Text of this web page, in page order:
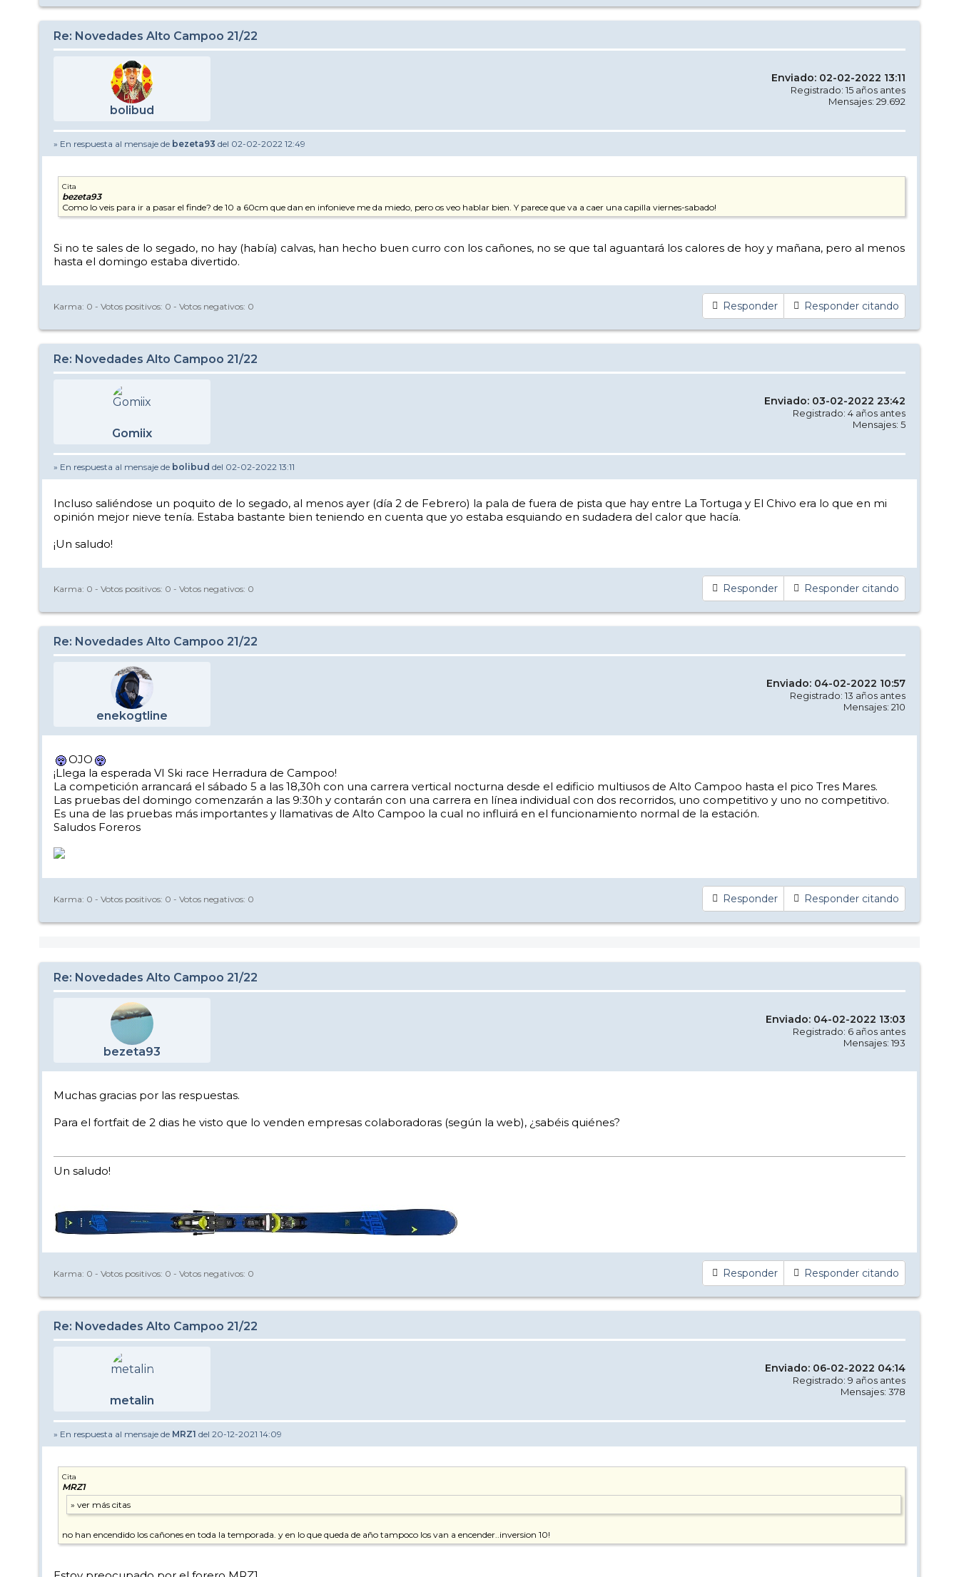
Re: Novedades Alto Campoo 21/22
bolibud
Enviado: 02-02-2022 13:11
Registrado: 15 años antes
Mensajes: 29.692
» En respuesta al mensaje de bezeta93 del 02-02-2022 12:49
Cita
bezeta93
Como lo veis para ir a pasar el finde? de 10 a 60cm que dan en infonieve me da miedo, pero os veo hablar bien. Y parece que va a caer una capilla viernes-sabado!
Si no te sales de lo segado, no hay (había) calvas, han hecho buen curro con los cañones, no se que tal aguantará los calores de hoy y mañana, pero al menos
hasta el domingo estaba divertido.
Responder Responder citando
Karma: 0 - Votos positivos: 0 - Votos negativos: 0
Re: Novedades Alto Campoo 21/22
Gomiix
Enviado: 03-02-2022 23:42
Registrado: 4 años antes
Mensajes: 5
» En respuesta al mensaje de bolibud del 02-02-2022 13:11
Incluso saliéndose un poquito de lo segado, al menos ayer (día 2 de Febrero) la pala de fuera de pista que hay entre La Tortuga y El Chivo era lo que en mi
opinión mejor nieve tenía. Estaba bastante bien teniendo en cuenta que yo estaba esquiando en sudadera del calor que hacía.
¡Un saludo!
Responder Responder citando
Karma: 0 - Votos positivos: 0 - Votos negativos: 0
Re: Novedades Alto Campoo 21/22
enekogtline
Enviado: 04-02-2022 10:57
Registrado: 13 años antes
Mensajes: 210
OJO
¡Llega la esperada VI Ski race Herradura de Campoo!
La competición arrancará el sábado 5 a las 18,30h con una carrera vertical nocturna desde el edificio multiusos de Alto Campoo hasta el pico Tres Mares.
Las pruebas del domingo comenzarán a las 9:30h y contarán con una carrera en línea individual con dos recorridos, uno competitivo y uno no competitivo.
Es una de las pruebas más importantes y llamativas de Alto Campoo la cual no influirá en el funcionamiento normal de la estación.
Saludos Foreros
Responder Responder citando
Karma: 0 - Votos positivos: 0 - Votos negativos: 0
Re: Novedades Alto Campoo 21/22
bezeta93
Enviado: 04-02-2022 13:03
Registrado: 6 años antes
Mensajes: 193
Muchas gracias por las respuestas.
Para el fortfait de 2 dias he visto que lo venden empresas colaboradoras (según la web), ¿sabéis quiénes?
Un saludo!
Responder Responder citando
Karma: 0 - Votos positivos: 0 - Votos negativos: 0
Re: Novedades Alto Campoo 21/22
metalin
Enviado: 06-02-2022 04:14
Registrado: 9 años antes
Mensajes: 378
» En respuesta al mensaje de MRZ1 del 20-12-2021 14:09
Cita
MRZ1
no han encendido los cañones en toda la temporada. y en lo que queda de año tampoco los van a encender..inversion 10!